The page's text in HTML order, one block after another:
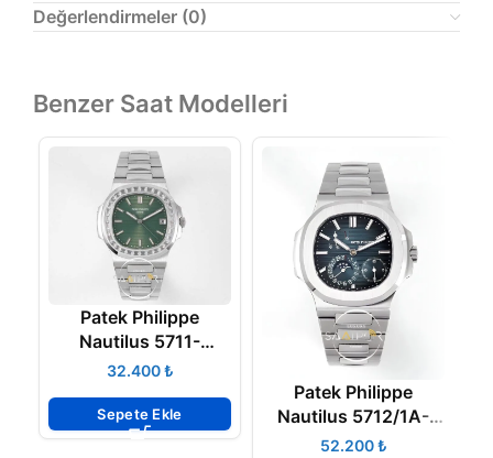
Değerlendirmeler (0)
Benzer Saat Modelleri
Patek Philippe
Nautilus 5711-
1300A-001 Green
Eta
₺
Sepete Ekle
Patek Philippe
Nautilus 5712/1A-
001 Blue PPF V2
₺